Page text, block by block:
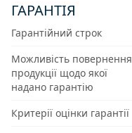
ГАРАНТІЯ
Гарантійний строк
Можливість повернення
продукції щодо якої
надано гарантію
Критерії оцінки гарантії